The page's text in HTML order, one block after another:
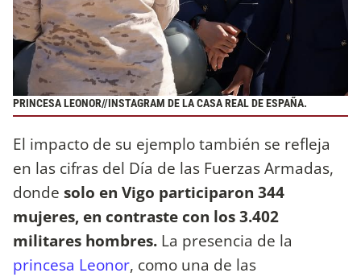
PRINCESA LEONOR//INSTAGRAM DE LA CASA REAL DE ESPAÑA.
El impacto de su ejemplo también se refleja
en las cifras del Día de las Fuerzas Armadas,
donde solo en Vigo participaron 344
mujeres, en contraste con los 3.402
militares hombres. La presencia de la
princesa Leonor, como una de las